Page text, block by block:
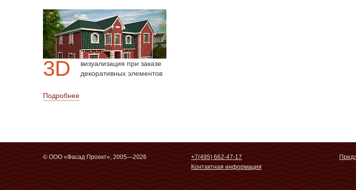
3D
визуализация при заказе
декоративных элементов
Подробнее
© ООО «Фасад Проект», 2005—2026
+7(495) 662-47-17
Контактная информация